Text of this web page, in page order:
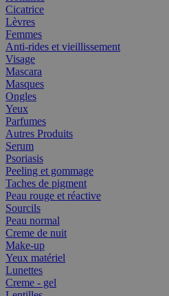
Cicatrice
Lèvres
Femmes
Anti-rides et vieillissement
Visage
Mascara
Masques
Ongles
Yeux
Parfumes
Autres Produits
Serum
Psoriasis
Peeling et gommage
Taches de pigment
Peau rouge et réactive
Sourcils
Peau normal
Creme de nuit
Make-up
Yeux matériel
Lunettes
Creme - gel